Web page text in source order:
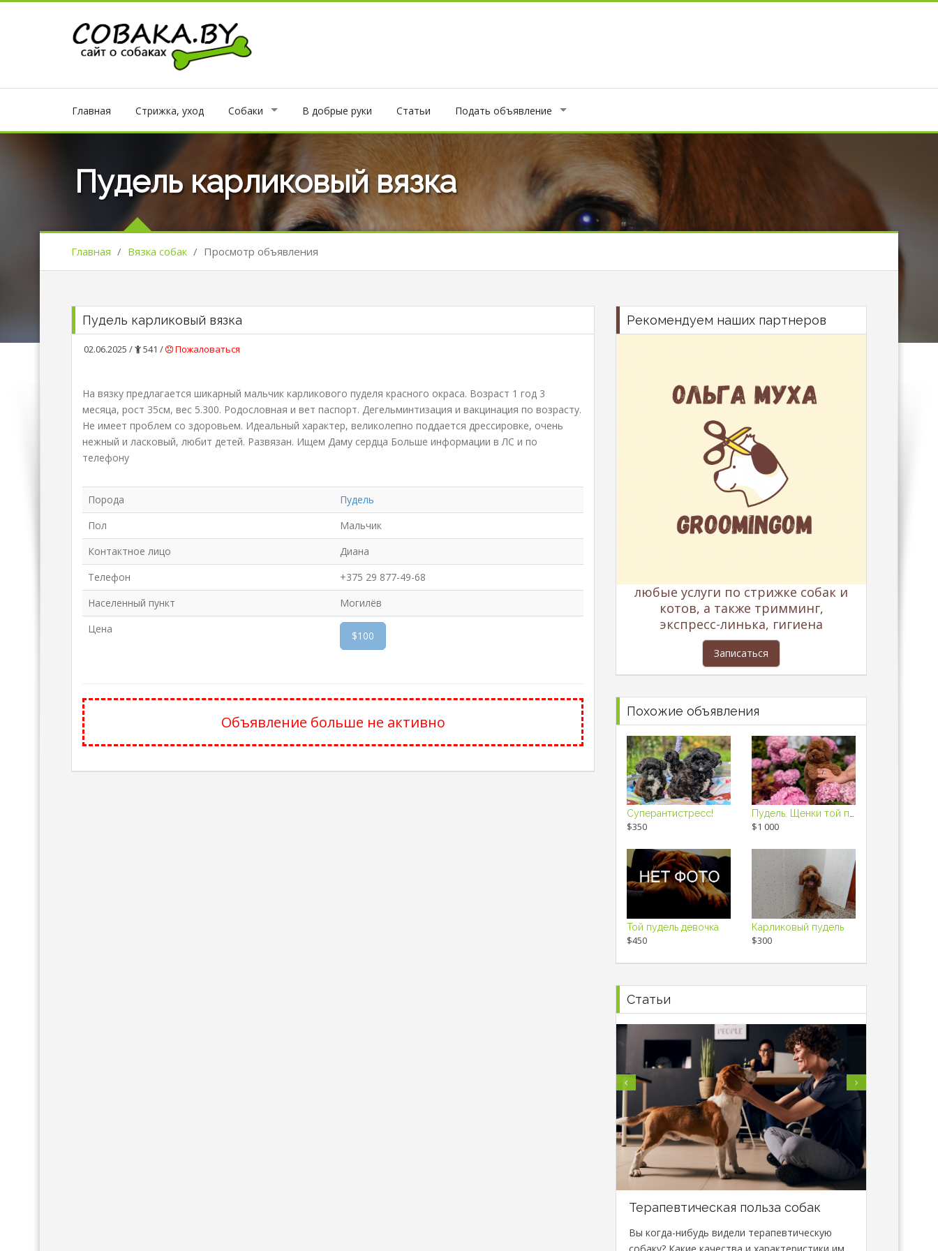
Главная Стрижка, уход Собаки В добрые руки Статьи Подать объявление
Пудель карликовый вязка
Главная / Вязка собак / Просмотр объявления
Пудель карликовый вязка
02.06.2025 / 541 / Пожаловаться
На вязку предлагается шикарный мальчик карликового пуделя красного окраса. Возраст 1 год 3
месяца, рост 35см, вес 5.300. Родословная и вет паспорт. Дегельминтизация и вакцинация по возрасту.
Не имеет проблем со здоровьем. Идеальный характер, великолепно поддается дрессировке, очень
нежный и ласковый, любит детей. Развязан. Ищем Даму сердца Больше информации в ЛС и по
телефону
Порода
Пудель
Пол
Мальчик
Контактное лицо
Диана
Телефон
+375 29 877-49-68
Населенный пункт
Могилёв
Цена
$100
Объявление больше не активно
Рекомендуем наших партнеров
любые услуги по стрижке собак и
котов, а также тримминг,
экспресс-линька, гигиена
Записаться
Похожие объявления
Суперантистресс!
$350 $1 000
Той пудель девочка
$450
Карликовый пудель
$300
Статьи
Терапевтическая польза собак
Вы когда-нибудь видели терапевтическую